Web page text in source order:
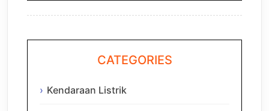
CATEGORIES
Kendaraan Listrik